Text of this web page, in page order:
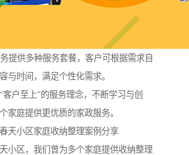
提供多种服务套餐，客户可根据需求自
与时间，满足个性化需求。
客户至上”的服务理念，不断学习与创
家庭提供更优质的家政服务。
天小区家庭收纳整理案例分享
小区，我们曾为多个家庭提供收纳整理